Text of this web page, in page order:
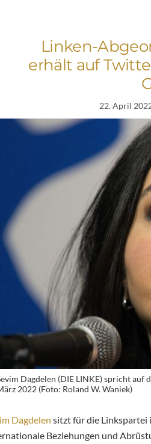
Linken-
erhält auf
22. April
Dagdelen (DIE LINKE) spricht auf
2022 (Foto: Roland W. Waniek)
Dagdelen sitzt für die Linkspartei
Beziehungen und